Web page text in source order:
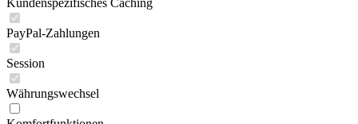
Kundenspezifisches Caching
PayPal-Zahlungen
Session
Währungswechsel